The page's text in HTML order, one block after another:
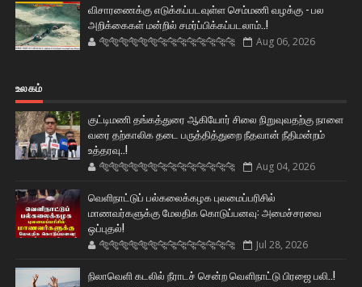
விசாரணைக்கு எடுக்கப்படவுள்ள செம்மணி வழக்கு - பல
அறிக்கைகள் மன்றில் சமர்ப்பிக்கப்படலாம்..!
🐅🐅🐅🐅🐅🐅🐆🐆🐆🐆🐆🐆🐆🐆 Aug 06, 2026
உலகம்
குட்டிமணி தங்கத்துரை ஆகியோர் சிலை நிறுவுவதற்கு நாளை
வரை தற்காலிக தடை பருத்தித்துறை நீதவான் நீதிமன்றம்
உத்தரவு..!
🐅🐅🐅🐅🐅🐅🐆🐆🐆🐆🐆🐆🐆🐆 Aug 04, 2026
வெளிநாட்டுப் பல்கலைக்கழக புலமைப்பரிசில்
மாணவர்களுக்கு மேலதிக கொடுப்பனவு: அமைச்சரவை
ஒப்புதல்!
🐅🐅🐅🐅🐅🐅🐆🐆🐆🐆🐆🐆🐆🐆 Jul 28, 2026
நிலாவெளி கடலில் நீராடச் சென்ற வௌிநாட்டு பிரஜை பலி..!